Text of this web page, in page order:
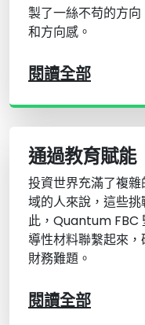
製了一絲不苟的方
和方向感。
閱讀全部
通過教育賦能
投資世界充滿了複
域的人來說，這些
此，Quantum FBC
導性材料聯繫起來
財務難題。
閱讀全部